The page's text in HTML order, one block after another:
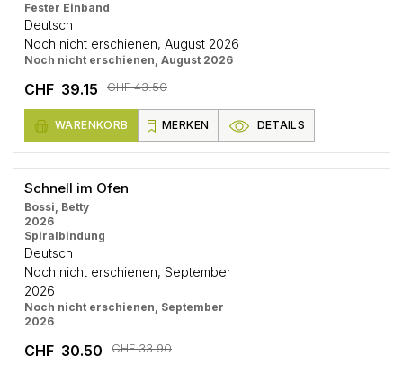
Fester Einband
Deutsch
Noch nicht erschienen, August 2026
Noch nicht erschienen, August 2026
CHF 39.15 CHF 43.50
WARENKORB MERKEN DETAILS
Schnell im Ofen
Bossi, Betty
2026
Spiralbindung
Deutsch
Noch nicht erschienen, September
2026
Noch nicht erschienen, September
2026
CHF 30.50 CHF 33.90